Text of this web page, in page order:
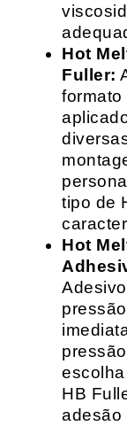
Hot
Fuller:
formato
tipo de
Hot
HB
adesão